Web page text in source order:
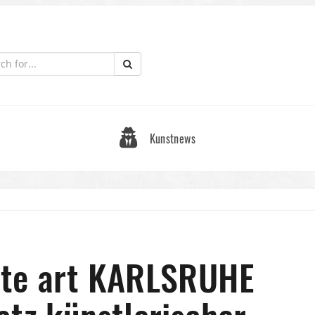
Kunstnews
art KARLSRUHE